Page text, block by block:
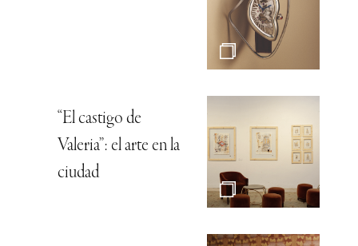
“El castigo de
Valeria”: el arte en la
ciudad